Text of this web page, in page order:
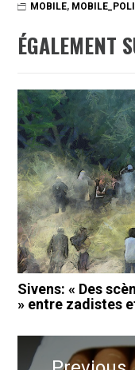
MOBILE,
ÉGALEMENT
Sivens: « Des
» entre zadistes
Navigation